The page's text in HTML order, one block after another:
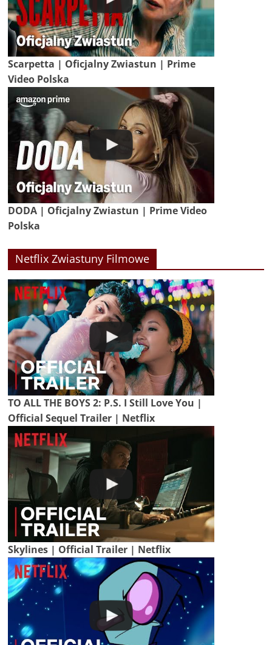
Scarpetta | Oficjalny Zwiastun | Prime
Video Polska
DODA | Oficjalny Zwiastun | Prime Video
Polska
Netflix Zwiastuny Filmowe
TO ALL THE BOYS 2: P.S. I Still Love You |
Official Sequel Trailer | Netflix
Skylines | Official Trailer | Netflix